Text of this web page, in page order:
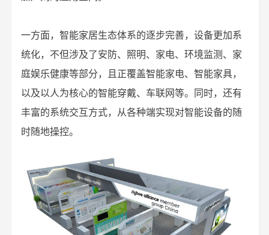
一方面，智能家居生态体系的逐步完善，设备更加系
统化，不但涉及了安防、照明、家电、环境监测、家
庭娱乐健康等部分，且正覆盖智能家电、智能家具，
以及以人为核心的智能穿戴、车联网等。同时，还有
丰富的系统交互方式，从各种端实现对智能设备的随
时随地操控。